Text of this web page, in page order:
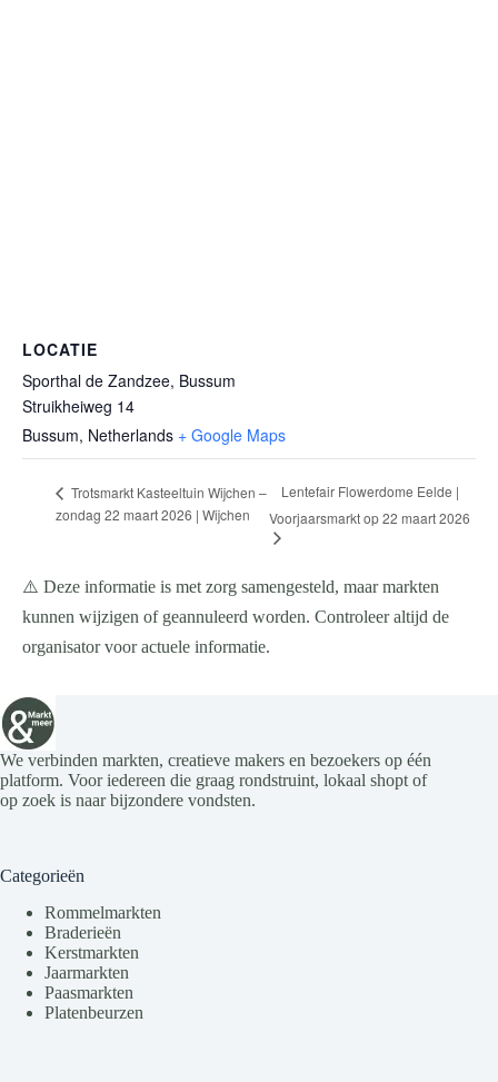
LOCATIE
Sporthal de Zandzee, Bussum
Struikheiweg 14
Bussum, Netherlands + Google Maps
Trotsmarkt Kasteeltuin Wijchen –
zondag 22 maart 2026 | Wijchen
Lentefair Flowerdome Eelde |
Voorjaarsmarkt op 22 maart 2026
⚠️ Deze informatie is met zorg samengesteld, maar markten
kunnen wijzigen of geannuleerd worden. Controleer altijd de
organisator voor actuele informatie.
We verbinden markten, creatieve makers en bezoekers op één
platform. Voor iedereen die graag rondstruint, lokaal shopt of
op zoek is naar bijzondere vondsten.
Categorieën
Rommelmarkten
Braderieën
Kerstmarkten
Jaarmarkten
Paasmarkten
Platenbeurzen